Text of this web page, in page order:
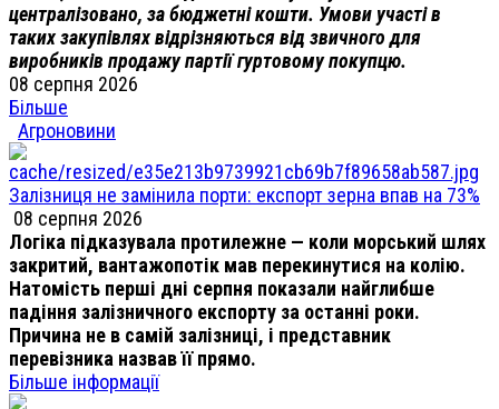
централізовано, за бюджетні кошти. Умови участі в
таких закупівлях відрізняються від звичного для
виробників продажу партії гуртовому покупцю.
08 серпня 2026
Більше
Агроновини
Залізниця не замінила порти: експорт зерна впав на 73%
08 серпня 2026
Логіка підказувала протилежне — коли морський шлях
закритий, вантажопотік мав перекинутися на колію.
Натомість перші дні серпня показали найглибше
падіння залізничного експорту за останні роки.
Причина не в самій залізниці, і представник
перевізника назвав її прямо.
Більше інформації